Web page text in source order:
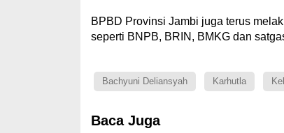
BPBD Provinsi Jambi juga terus
seperti BNPB, BRIN, BMKG dan
Bachyuni Deliansyah Karhutla
Baca Juga